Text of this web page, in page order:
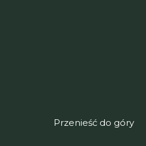
Przenieść do góry